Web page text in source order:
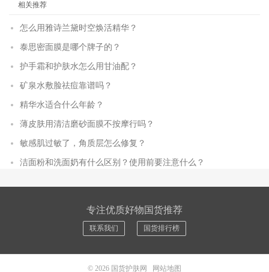
相关推荐
怎么用雅诗兰黛时空焕活精华？
泰思密面膜是哪个牌子的？
护手霜和护肤水怎么用甘油配？
矿泉水敷脸祛痘靠谱吗？
精华水适合什么年龄？
薄皮肤用清洁磨砂面膜不按摩行吗？
敏感肌过敏了，角质层怎么修复？
洁面粉和洗面奶有什么区别？使用前要注意什么？
专注优质好物国货推荐
联系我们 国货排行榜
© 2026 国货护肤网 网站地图